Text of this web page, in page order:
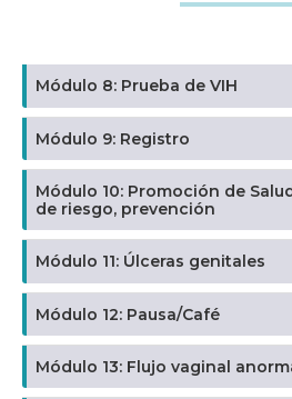
Módulo 8: Prueba de VIH
Módulo 9: Registro
Módulo 10: Promoción de
de riesgo, prevención
Módulo 11: Úlceras genitales
Módulo 12: Pausa/Café
Módulo 13: Flujo vaginal